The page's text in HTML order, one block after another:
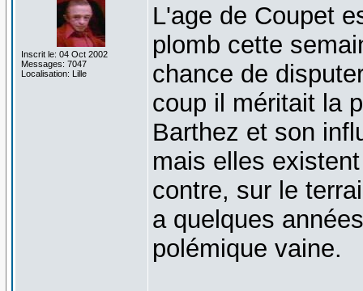
Inscrit le: 04 Oct 2002
Messages: 7047
Localisation: Lille
L'age de Coupet
plomb cette
chance de
coup il méritait la
Barthez et son
mais elles
contre, sur le
a quelques
polémique vaine.